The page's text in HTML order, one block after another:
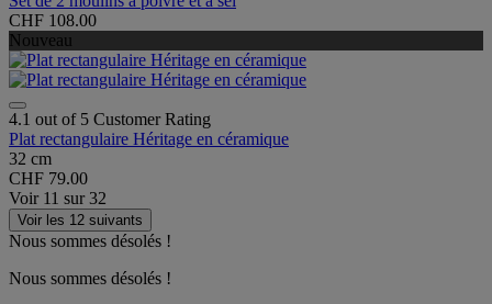
CHF 108.00
Nouveau
4.1 out of 5 Customer Rating
Plat rectangulaire Héritage en céramique
32 cm
CHF 79.00
Voir 11 sur32
Voir les 12 suivants
Nous sommes désolés !
Nous sommes désolés !